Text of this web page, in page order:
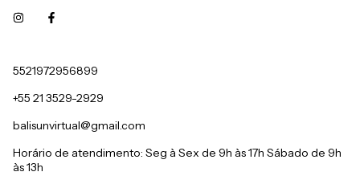
5521972956899
+55 21 3529-2929
balisunvirtual@gmail.com
Horário de atendimento: Seg à Sex de 9h às 17h Sábado de 9h
às 13h